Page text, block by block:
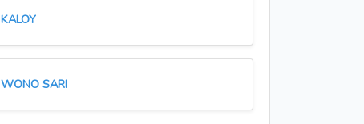
KALOY
WONO SARI